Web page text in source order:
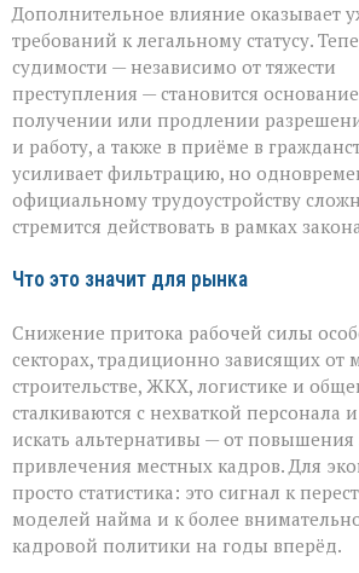
Дополнительное влияние оказывает
требований к легальному статусу.
судимости — независимо от тяжести
преступления — становится
получении или продлении
и работу, а также в приёме в
усиливает фильтрацию, но
официальному трудоустройству
стремится действовать в рамках
Что это значит для рынка
Снижение притока рабочей силы
секторах, традиционно зависящих от
строительстве, ЖКХ, логистике и
сталкиваются с нехваткой
искать альтернативы — от повышения
привлечения местных кадров. Для
просто статистика: это сигнал к
моделей найма и к более
кадровой политики на годы вперёд.